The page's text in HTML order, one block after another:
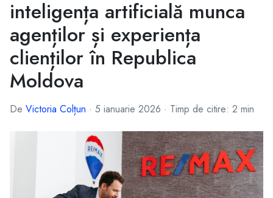
inteligența artificială munca
agenților și experiența
clienților în Republica
Moldova
De Victoria Colțun · 5 ianuarie 2026 · Timp de citire: 2 min